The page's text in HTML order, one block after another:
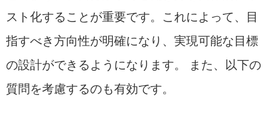
スト化することが重要です。これによって、目
指すべき方向性が明確になり、実現可能な目標
の設計ができるようになります。 また、以下の
質問を考慮するのも有効です。